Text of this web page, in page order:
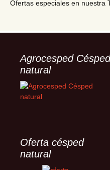
Ofertas especiales en nuestra
Agrocesped Césped
natural
Oferta césped
natural